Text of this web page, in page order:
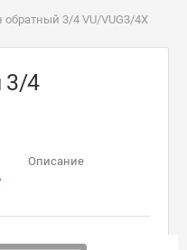
обратный 3/4 VU/VUG3/4X
3/4
Описание